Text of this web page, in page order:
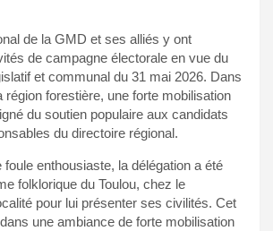
de la GMD et ses alliés y ont
de campagne électorale en vue du
et communal du 31 mai 2026. Dans
région forestière, une forte mobilisation
du soutien populaire aux candidats
du directoire régional.
enthousiaste, la délégation a été
folklorique du Toulou, chez le
pour lui présenter ses civilités. Cet
une ambiance de forte mobilisation